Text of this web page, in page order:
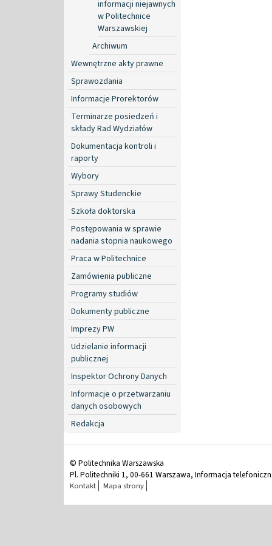
informacji niejawnych
w Politechnice
Warszawskiej
Archiwum
Wewnętrzne akty prawne
Sprawozdania
Informacje Prorektorów
Terminarze posiedzeń i
składy Rad Wydziałów
Dokumentacja kontroli i
raporty
Wybory
Sprawy Studenckie
Szkoła doktorska
Postępowania w sprawie
nadania stopnia naukowego
Praca w Politechnice
Zamówienia publiczne
Programy studiów
Dokumenty publiczne
Imprezy PW
Udzielanie informacji
publicznej
Inspektor Ochrony Danych
Informacje o przetwarzaniu
danych osobowych
Redakcja
© Politechnika Warszawska
Pl. Politechniki 1, 00-661 Warszawa, Informacja
Kontakt Mapa strony